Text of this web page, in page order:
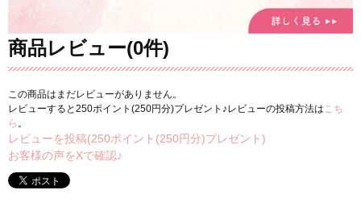
商品レビュー(0件)
この商品はまだレビューがありません。
レビューすると250ポイント(250円分)プレゼント♪レビューの投稿方法は こち
ら 。
レビューを投稿(250ポイント(250円分)プレゼント)
お客様の声をXで確認♪